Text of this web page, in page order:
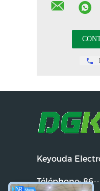
Keyouda
Téléphone: